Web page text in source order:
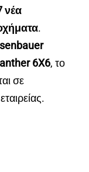
νέα
.
6X6, το
σε